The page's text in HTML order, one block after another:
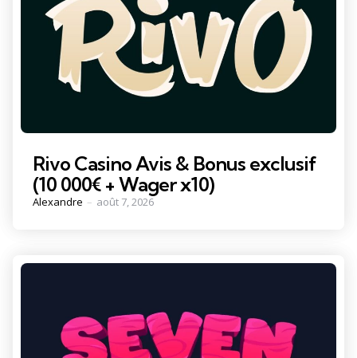
Rivo Casino Avis & Bonus exclusif
(10 000€ + Wager x10)
Posted
Alexandre août 7, 2026